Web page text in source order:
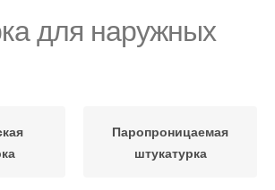
для наружных
Паропроницаемая
штукатурка